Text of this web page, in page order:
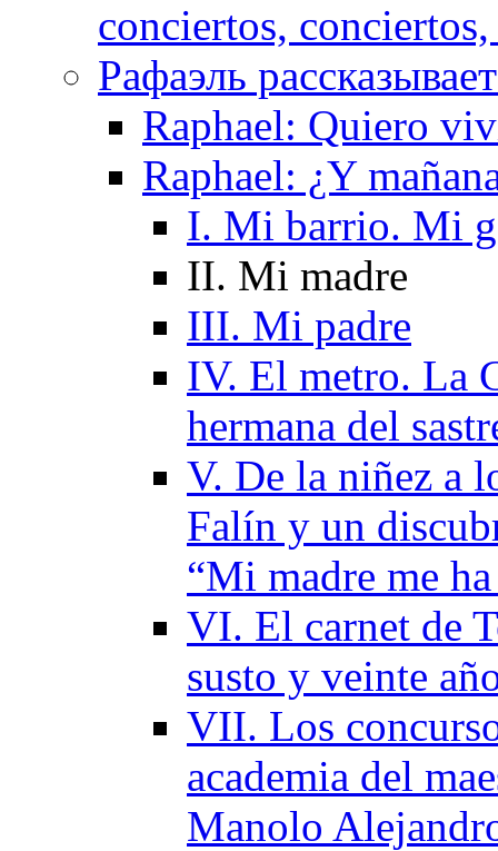
conciertos,
Рафаэль
Raphael: Quiero
Raphael: ¿Y
I. Mi barrio. Mi
II. Mi madre
III. Mi padre
IV. El metro. La
hermana del
V. De la niñez a
Falín y un
“Mi madre me
VI. El carnet de
susto y veinte
VII. Los
academia del
Manolo